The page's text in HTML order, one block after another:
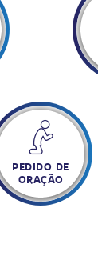
PEDIDO DE
ORAÇÃO